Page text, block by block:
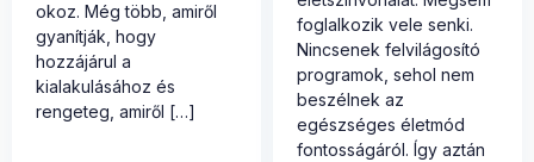
okoz. Még több, amiről
gyanítják, hogy
hozzájárul a
kialakulásához és
rengeteg, amiről […]
foglalkozik vele senki.
Nincsenek felvilágosító
programok, sehol nem
beszélnek az
egészséges életmód
fontosságáról. Így aztán